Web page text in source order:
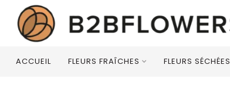
ACCUEIL FLEURS FRAÎCHES FLEURS SÉCHÉES